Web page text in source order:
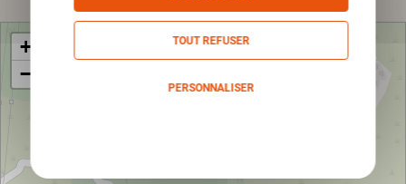
+
−
TOUT REFUSER
PERSONNALISER